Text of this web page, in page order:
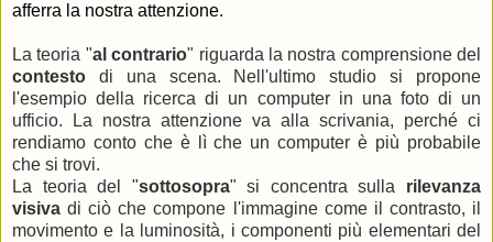
afferra la nostra attenzione.
La teoria "al contrario" riguarda la nostra comprensione del
contesto di una scena. Nell'ultimo studio si propone
l'esempio della ricerca di un computer in una foto di un
ufficio. La nostra attenzione va alla scrivania, perché ci
rendiamo conto che è lì che un computer è più probabile
che si trovi.
La teoria del "sottosopra" si concentra sulla rilevanza
visiva di ciò che compone l'immagine come il contrasto, il
movimento e la luminosità, i componenti più elementari del